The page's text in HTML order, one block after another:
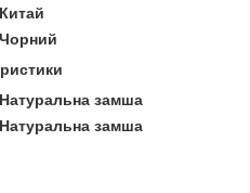
Китай
Чорний
Натуральна замша
Натуральна замша